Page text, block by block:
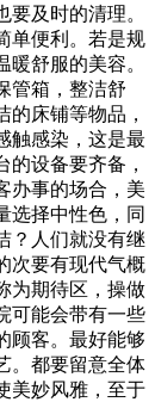
及时的清理。
单便利。若是规
舒服的美容。
管箱，整洁舒
的床铺等物品，
触感染，这是最
设备要齐备，
办事的场合，美
选择中性色，同
？人们就没有继
次要有现代气概
为期待区，操做
可能会带有一些
顾客。最好能够
。都要留意全体
美妙风雅，至于